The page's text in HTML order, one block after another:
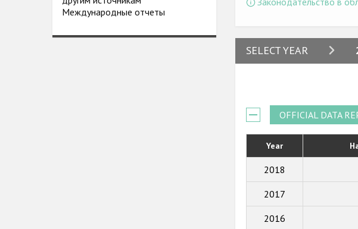
Международные отчеты
SELECT YEAR
OFFICIAL DATA
Year
2018
2017
2016